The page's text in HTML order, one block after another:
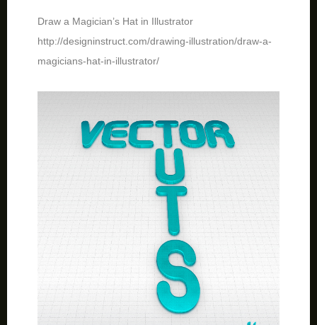
Draw a Magician’s Hat in Illustrator
http://designinstruct.com/drawing-illustration/draw-a-
magicians-hat-in-illustrator/